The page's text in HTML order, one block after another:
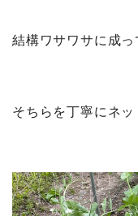
結構ワサワサに成っ
そちらを丁寧にネッ